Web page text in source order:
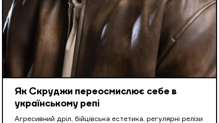
Як Скруджи переосмислює себе в
українському репі
Агресивний дріл, бійцівська естетика, регулярні релізи